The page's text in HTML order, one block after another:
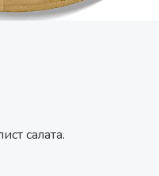
салата.